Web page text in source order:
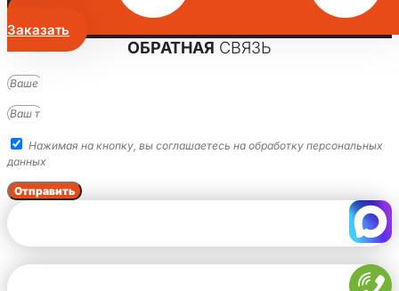
Заказать
ОБРАТНАЯ СВЯЗЬ
Нажимая на кнопку, вы соглашаетесь на обработку персональных
данных
Отправить